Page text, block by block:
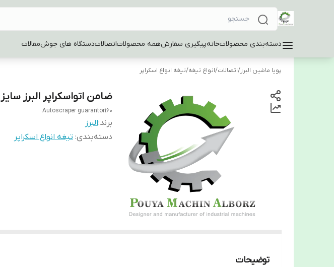
دسته‌بندی محصولاتخانهپیگیری سفارشهمه محصولاتاتصالاتدستگاه های جوشمقالات
پویا ماشین البرز/اتصالات/انواع تیغه/تیغه انواع اسکراپر
ضامن اتواسکراپر البرز سایز 160-25 میلیمتر
Autoscraper guarantor160
برند:البرز
دسته‌بندی: تیغه انواع اسکراپر
توضیحات